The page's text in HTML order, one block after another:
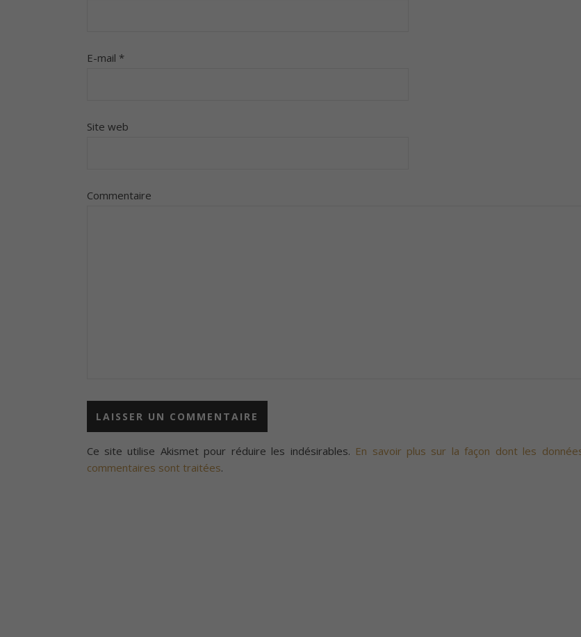
E-mail *
Site web
Commentaire
Ce site utilise Akismet pour réduire les indésirables. En savoir plus sur la façon dont les
commentaires sont traitées.